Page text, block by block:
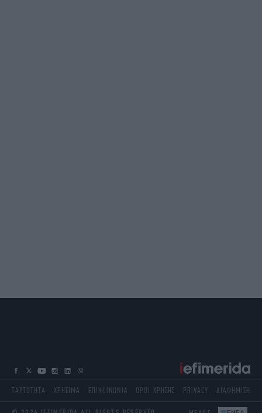
ΤΑΥΤΟΤΗΤΑ ΧΡΗΣΙΜΑ ΕΠΙΚΟΙΝΩΝΙΑ ΟΡΟΙ ΧΡΗΣΗΣ PRIVACY ΔΙΑΦΗΜΙΣΗ